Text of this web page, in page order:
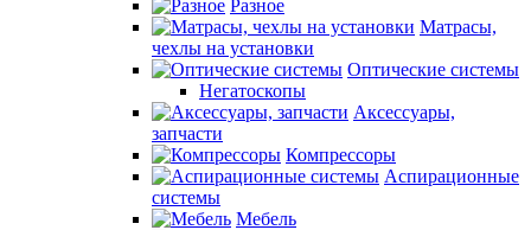
Разное
Матрасы,
чехлы на установки
Оптические системы
Негатоскопы
Аксессуары,
запчасти
Компрессоры
Аспирационные
системы
Мебель